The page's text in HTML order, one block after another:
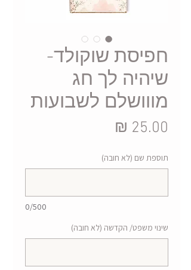
חפיסת שוקולד-
שיהיה לך חג
מווושלם לשבועות
תוספת שם (לא חובה)
0/500
שינוי משפט/ הקדשה (לא חובה)